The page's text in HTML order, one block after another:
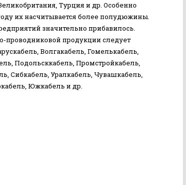
Турция и др. Особенно
их насчитывается более полудюжины.
значительно прибавилось.
проводниковой продукции следует
Волгакабель, Гомелькабель,
Подольсккабель, Промстройкабель,
Сибкабель, Уралкабель, Чувашкабель,
Южкабель и др.